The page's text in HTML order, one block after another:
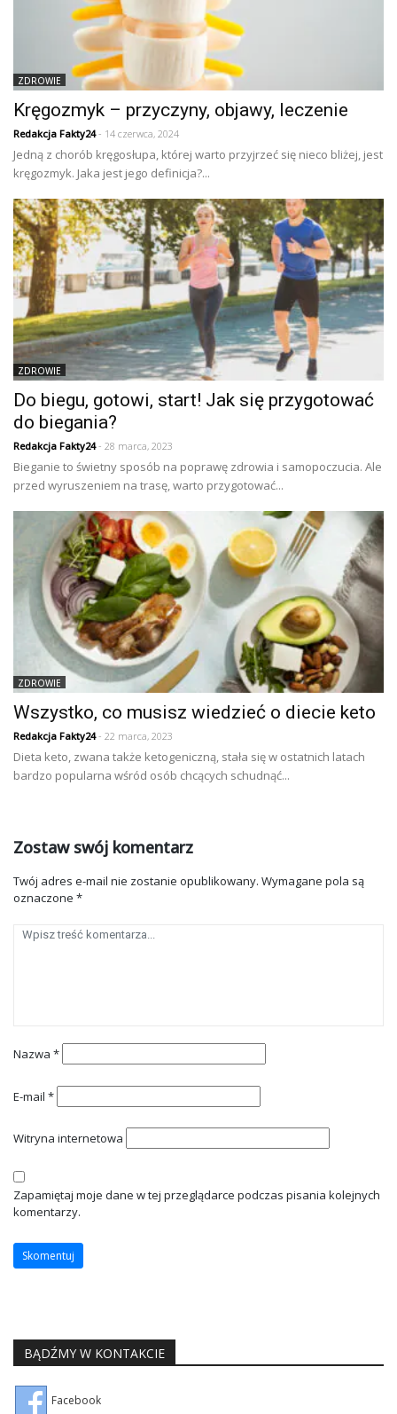
ZDROWIE
Kręgozmyk – przyczyny, objawy, leczenie
Redakcja Fakty24- 14 czerwca, 2024
Jedną z chorób kręgosłupa, której warto przyjrzeć się nieco bliżej, jest
kręgozmyk. Jaka jest jego definicja?...
ZDROWIE
Do biegu, gotowi, start! Jak się przygotować
do biegania?
Redakcja Fakty24- 28 marca, 2023
Bieganie to świetny sposób na poprawę zdrowia i samopoczucia. Ale
przed wyruszeniem na trasę, warto przygotować...
ZDROWIE
Wszystko, co musisz wiedzieć o diecie keto
Redakcja Fakty24- 22 marca, 2023
Dieta keto, zwana także ketogeniczną, stała się w ostatnich latach
bardzo popularna wśród osób chcących schudnąć...
Zostaw swój komentarz
Twój adres e-mail nie zostanie opublikowany. Wymagane pola są
oznaczone *
Nazwa *
E-mail *
Witryna internetowa
Zapamiętaj moje dane w tej przeglądarce podczas pisania kolejnych
komentarzy.
BĄDŹMY W KONTAKCIE
Facebook